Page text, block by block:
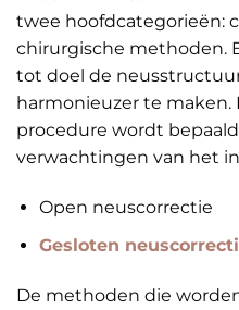
twee hoofdcategorieën:
chirurgische methoden.
tot doel de
harmonieuzer te maken.
procedure wordt
verwachtingen van het
Open neuscorrectie
Gesloten
De methoden die